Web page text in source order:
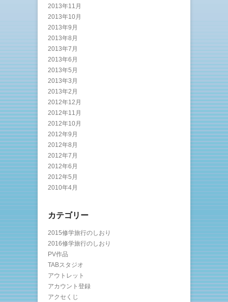
2013年11月
2013年10月
2013年9月
2013年8月
2013年7月
2013年6月
2013年5月
2013年3月
2013年2月
2012年12月
2012年11月
2012年10月
2012年9月
2012年8月
2012年7月
2012年6月
2012年5月
2010年4月
カテゴリー
2015修学旅行のしおり
2016修学旅行のしおり
PV作品
TABスタジオ
アウトレット
アカウント登録
アクセくじ